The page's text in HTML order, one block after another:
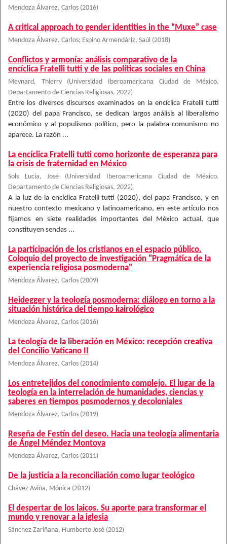
Mendoza Álvarez, Carlos (2016)
A critical approach to gender identities in the “Muxe” case
Mendoza Álvarez, Carlos; Espino Armendáriz, Saúl (2018)
Conflictos y armonía: análisis comparativo de la
encíclica Fratelli tutti y de las políticas sociales en China
Meynard, Thierry (Universidad Iberoamericana Ciudad de México.
Departamento de Ciencias Religiosas, 2022)
Entre los diversos discursos examinados en la encíclica Fratelli tutti
(2020) del papa Francisco, se dedican largos análisis al liberalismo
económico y al populismo político, pero la palabra comunismo no
aparece. La razón ...
La encíclica Fratelli tutti como horizonte de esperanza para
la crisis de fraternidad en México
Sols Lucia, José (Universidad Iberoamericana Ciudad de México.
Departamento de Ciencias Religiosas, 2022)
A la luz de la encíclica Fratelli tutti (2020), del papa Francisco, y en
nuestro contexto mexicano y latinoamericano, en este artículo nos
fijamos en siete realidades importantes del México actual, que
constituyen sendas ...
La participación de los cristianos en el espacio público.
Coloquio del proyecto de investigación "Pragmática de la
experiencia religiosa posmoderna"
Mendoza Álvarez, Carlos (2009)
Heidegger y la teología posmoderna: diálogo en torno a la
situación histórica del tiempo kairológico
Mendoza Álvarez, Carlos (2016)
La teología de la liberación en México: recepción creativa
del Concilio Vaticano II
Mendoza Álvarez, Carlos (2014)
Los entretejidos del conocimiento complejo. El lugar de la
teología en la interrelación de humanidades, ciencias y
saberes en tiempos posmodernos y decoloniales
Mendoza Álvarez, Carlos (2019)
Reseña de Festín del deseo. Hacia una teología alimentaria
de Ángel Méndez Montoya
Mendoza Álvarez, Carlos (2011)
De la justicia a la reconciliación como lugar teológico
Chávez Aviña, Mónica (2012)
El despertar de los laicos. Su aporte para transformar el
mundo y renovar a la iglesia
Sánchez Zariñana, Humberto José (2012)